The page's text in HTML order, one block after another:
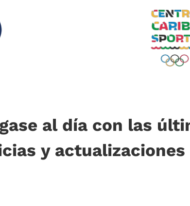
al día con las
y actualizaciones